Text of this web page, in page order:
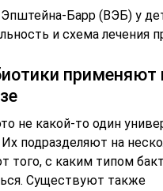
Барр (ВЭБ) у
и схема лечения
применяют
не какой-то один
подразделяют на
того, с каким типом
Существуют также